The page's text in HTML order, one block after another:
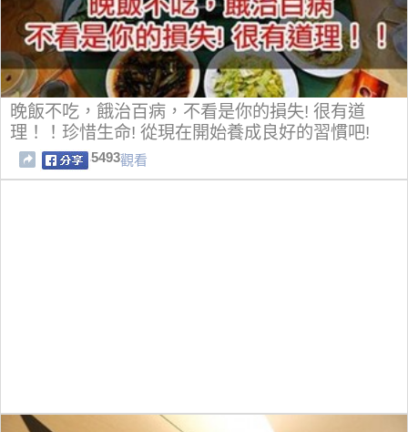
晚飯不吃，餓治百病，不看是你的損失! 很有道
理！！珍惜生命! 從現在開始養成良好的習慣吧!
5493觀看